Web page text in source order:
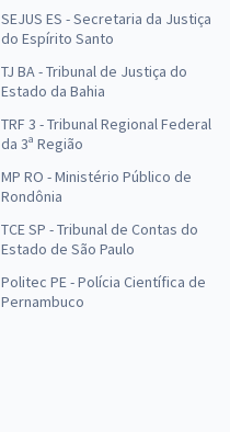
SEJUS ES - Secretaria da Justiça
do Espírito Santo
TJ BA - Tribunal de Justiça do
Estado da Bahia
TRF 3 - Tribunal Regional Federal
da 3ª Região
MP RO - Ministério Público de
Rondônia
TCE SP - Tribunal de Contas do
Estado de São Paulo
Politec PE - Polícia Científica de
Pernambuco